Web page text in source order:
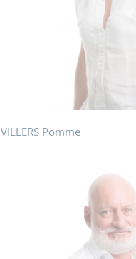
VILLERS Pomme